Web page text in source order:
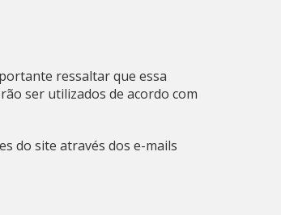
ressaltar que essa
ser utilizados de acordo com
do site através dos e-mails